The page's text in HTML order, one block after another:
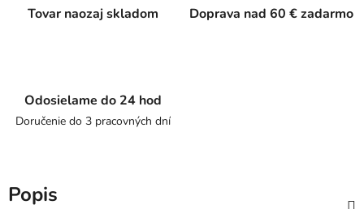
Tovar naozaj skladom Doprava nad 60 € zadarmo
Odosielame do 24 hod
Doručenie do 3 pracovných dní
Popis